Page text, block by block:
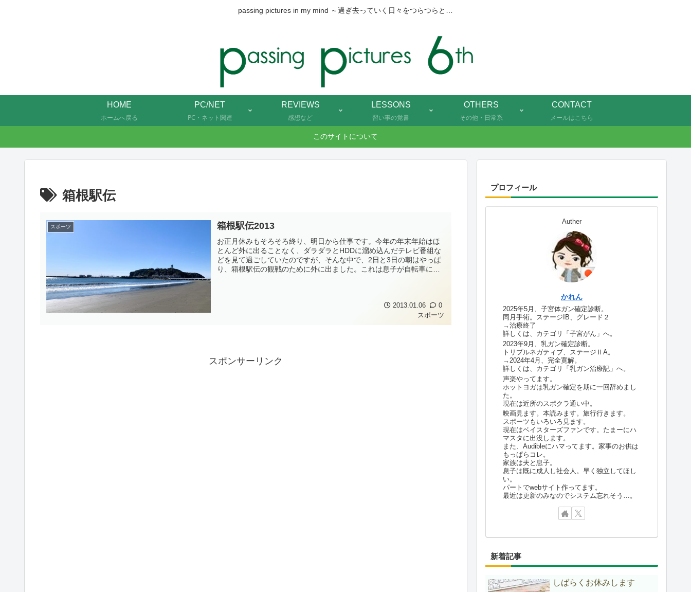
passing pictures in my mind ～過ぎ去っていく日々をつらつらと…
HOME
ホームへ戻る
PC/NET
PC・ネット関連
REVIEWS
感想など
LESSONS
習い事の覚書
OTHERS
その他・日常系
CONTACT
メールはこちら
このサイトについて
箱根駅伝
スポーツ 箱根駅伝2013
お正月休みもそろそろ終り、明日から仕事です。今年の年末年始はほ
とんど外に出ることなく、ダラダラとHDDに溜め込んだテレビ番組な
どを見て過ごしていたのですが、そんな中で、2日と3日の朝はやっぱ
り、箱根駅伝の観戦のために外に出ました。これは息子が自転車に乗
2013.01.06
0
スポーツ
スポンサーリンク
プロフィール
Auther
かれん
2025年5月、子宮体ガン確定診断。
同月手術。ステージIB、グレード２
→治療終了
詳しくは、カテゴリ「子宮がん」へ。
2023年9月、乳ガン確定診断。
トリプルネガティブ、ステージⅡA。
→2024年4月、完全寛解。
詳しくは、カテゴリ「乳ガン治療記」へ。
声楽やってます。
ホットヨガは乳ガン確定を期に一回辞めまし
た。
現在は近所のスポクラ通い中。
映画見ます。本読みます。旅行行きます。
スポーツもいろいろ見ます。
現在はベイスターズファンです。たまーにハ
マスタに出没します。
また、Audibleにハマってます。家事のお供は
もっぱらコレ。
家族は夫と息子。
息子は既に成人し社会人。早く独立してほし
い。
パートでwebサイト作ってます。
最近は更新のみなのでシステム忘れそう…。
新着記事
しばらくお休みします